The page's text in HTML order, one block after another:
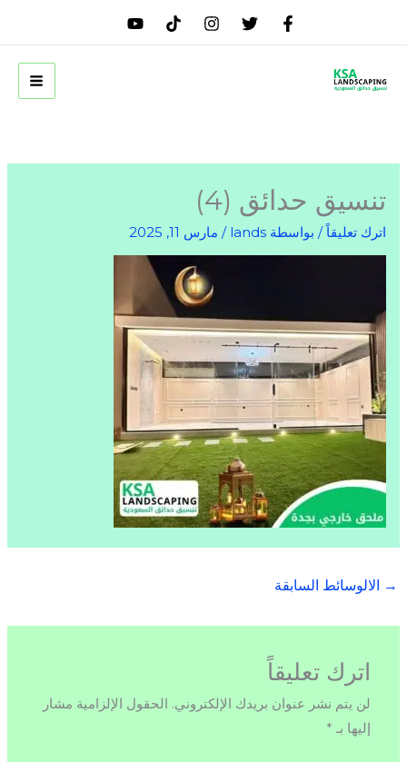
تنسيق حدائق (4)
اترك تعليقاً / بواسطة lands
/ مارس 11, 2025
→ الالوسائط السابقة
اترك تعليقاً
لن يتم نشر عنوان بريدك الإلكتروني. الحقول الإلزامية مشار
إليها بـ *